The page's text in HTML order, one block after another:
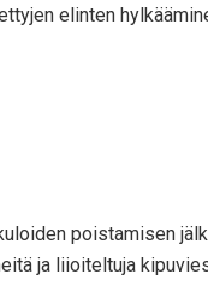
elinten
poistamisen
ja liioiteltuja